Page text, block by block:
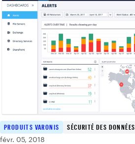
PRODUITS VARONIS
SÉCURITÉ DES DONNÉES
févr. 05, 2018